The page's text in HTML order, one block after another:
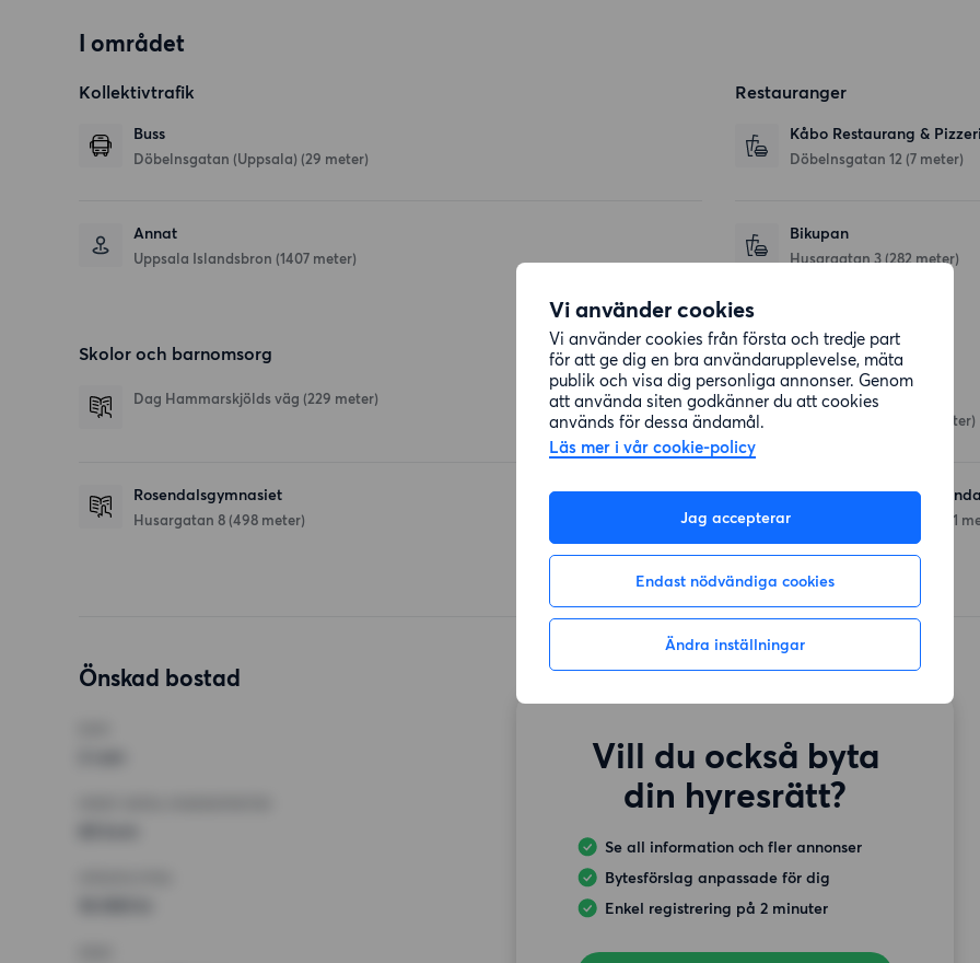
Vi använder cookies
Vi använder cookies från första och tredje part
för att ge dig en bra användarupplevelse, mäta
publik och visa dig personliga annonser. Genom
att använda siten godkänner du att cookies
används för dessa ändamål.
Läs mer i vår cookie-policy
Jag accepterar
Endast nödvändiga cookies
Ändra inställningar
I området
Kollektivtrafik
Buss
Döbelnsgatan (Uppsala) (29 meter)
Annat
Uppsala Islandsbron (1407 meter)
Restauranger
Kåbo Restaurang &
Döbelnsgatan 12 (7 meter)
Bikupan
Husargatan 3 (282 meter)
Skolor och barnomsorg
Dag Hammarskjölds väg (229 meter)
Rosendalsgymnasiet
Husargatan 8 (498 meter)
Affärer
ICA Hörnan
(195 meter)
Hemköp Uppsala
Kansliskrivargatan 1 (691
Önskad bostad
Vill du också byta
din hyresrätt?
Se all information och fler annonser
Bytesförslag anpassade för dig
Enkel registrering på 2 minuter